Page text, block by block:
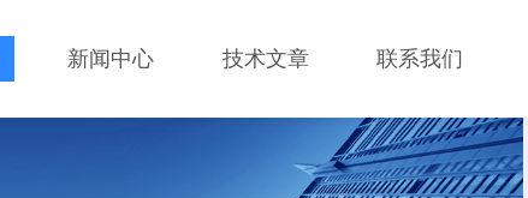
新闻中心 技术文章 联系我们